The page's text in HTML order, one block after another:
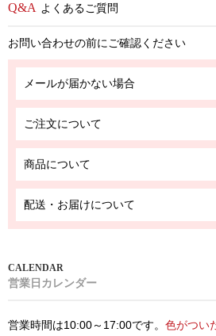
よくあるご質問
お問い合わせの前にご確認ください
メールが届かない場合
ご注文について
商品について
配送・お届けについて
営業日カレンダー
営業時間は10:00～17:00です。 色がつい